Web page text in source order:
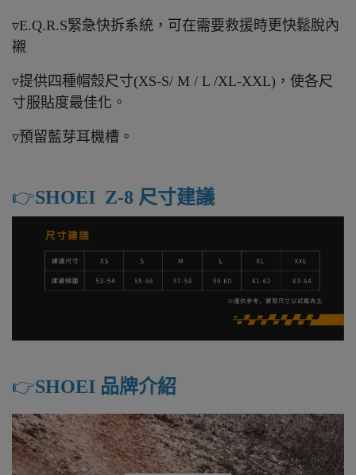
▿E.Q.R.S緊急快拆系統，可在需要救援時更快鬆脫內
襯
▿提供四種帽殼尺寸(XS-S/ M / L /XL-XXL)，使各尺
寸服貼度最佳化。
▿預留藍芽耳機槽。
👉️SHOEI Z-8 尺寸建議
👉️SHOEI 品牌介紹